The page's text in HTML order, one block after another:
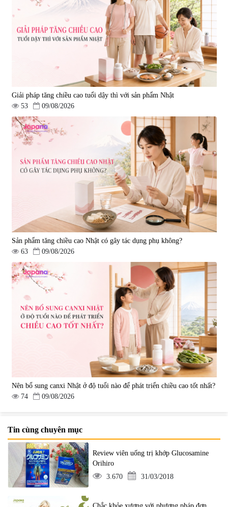
Giải pháp tăng chiều cao tuổi dậy thì với sản phẩm Nhật
53
09/08/2026
Sản phẩm tăng chiều cao Nhật có gây tác dụng phụ không?
63
09/08/2026
Nên bổ sung canxi Nhật ở độ tuổi nào để phát triển chiều cao tốt nhất?
74
09/08/2026
Tin cùng chuyên mục
Review viên uống trị khớp Glucosamine
Orihiro
3.670
31/03/2018